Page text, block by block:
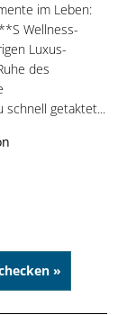
im Leben:
Wellness-
Luxus-
des
schnell getaktet...
»